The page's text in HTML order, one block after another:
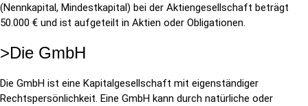
(Nennkapital, Mindestkapital) bei der Aktiengesellschaft beträgt
50.000 € und ist aufgeteilt in Aktien oder Obligationen.
>Die GmbH
Die GmbH ist eine Kapitalgesellschaft mit eigenständiger
Rechtspersönlichkeit. Eine GmbH kann durch natürliche oder